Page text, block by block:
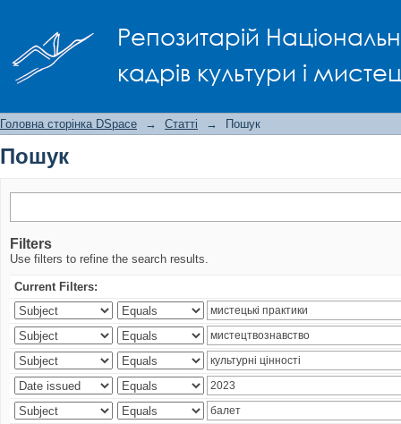
Репозитарій
кадрів культури і
Головна сторінка DSpace → Статті → Пошук
Пошук
Filters
Use filters to refine the search results.
Current Filters: